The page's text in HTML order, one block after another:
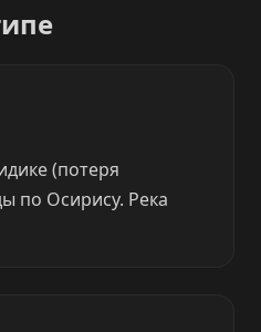
(потеря
по Осирису. Река